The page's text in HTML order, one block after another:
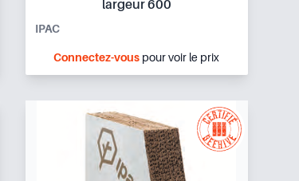
largeur 600
IPAC
Connectez-vous pour voir le prix